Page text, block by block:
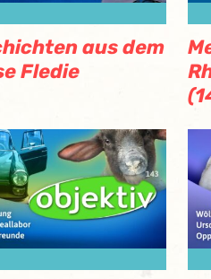
aus dem
Fledie